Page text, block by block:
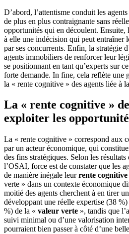
D’abord, l’attentisme conduit les
de plus en plus contraignante sans
opportunités qui en découlent.
à elle une indécision qui peut entraîner
par ses concurrents. Enfin, la stratégie
agents immobiliers de renforcer leur
se positionnant en tant qu’experts sur
forte demande. In fine, cela reflète une
la « rente cognitive » des agents liée à
La « rente cognitive »
exploiter les
La « rente cognitive » correspond aux
par un acteur économique, qui
des fins stratégiques. Selon les résultats
l’OSAI, force est de constater que les
de manière inégale leurrente cognitive
verte » dans un contexte économique
moitié des agents cherchent à en tirer
développant une réelle expertise (38
%) de la « valeur verte », tandis que
suivi minimal ou d’une valorisation
pourraient bien passer à côté d’une